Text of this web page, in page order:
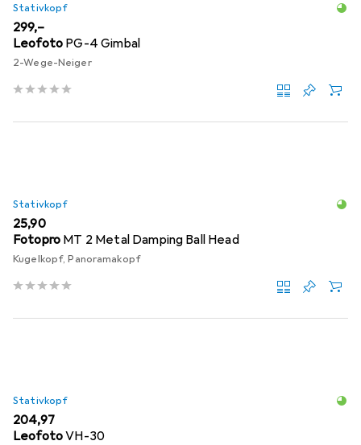
Stativkopf
EUR
299,–
Leofoto PG-4 Gimbal
2-Wege-Neiger
Stativkopf
EUR
25,90
Fotopro MT 2 Metal Damping Ball Head
Kugelkopf, Panoramakopf
Stativkopf
EUR
204,97
LeofotoVH-30